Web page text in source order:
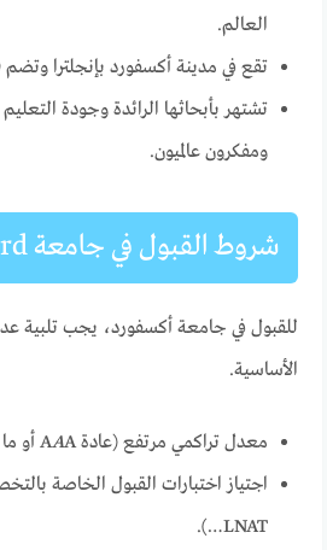
العالم.
تقع في مدينة أكسفورد بإنجلترا وتضم 39 كلية مستقلة.
تشتهر بأبحاثها الرائدة وجودة
ومفكرون عالميون.
شروط القبول في جامعة oxford
للقبول في جامعة أكسفورد، يجب تلبية
الأساسية.
معدل تراكمي مرتفع (عادة A AA أو ما يعادلها).
LNAT…).